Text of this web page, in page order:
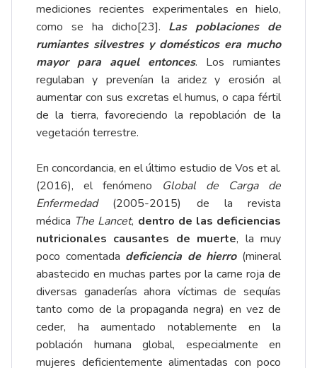
mediciones recientes experimentales en hielo,
como se ha dicho[23]. Las poblaciones de
rumiantes silvestres y domésticos era mucho
mayor para aquel entonces. Los rumiantes
regulaban y prevenían la aridez y erosión al
aumentar con sus excretas el humus, o capa fértil
de la tierra, favoreciendo la repoblación de la
vegetación terrestre.
En concordancia, en el último estudio de Vos et al.
(2016), el fenómeno Global de Carga de
Enfermedad(2005-2015) de la revista
médica The Lancet, dentro de las deficiencias
nutricionales causantes de muerte, la muy
poco comentada deficiencia de hierro(mineral
abastecido en muchas partes por la carne roja de
diversas ganaderías ahora víctimas de sequías
tanto como de la propaganda negra) en vez de
ceder, ha aumentado notablemente en la
población humana global, especialmente en
mujeres deficientemente alimentadas con poco